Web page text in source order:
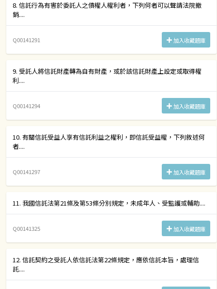
8. 信託行為有害於委託人之債權人權利者，下列何者可以聲請法院撤
銷....
Q00141291 加入收藏題庫
9. 受託人將信託財產轉為自有財產，或於該信託財產上設定或取得權
利....
Q00141294 加入收藏題庫
10. 有關信託受益人享有信託利益之權利，即信託受益權，下列敘述何
者....
Q00141297 加入收藏題庫
11. 我國信託法第21條及第53條分別規定，未成年人、受監護或輔助....
Q00141325 加入收藏題庫
12. 信託契約之受託人依信託法第22條規定，應依信託本旨，處理信
託....